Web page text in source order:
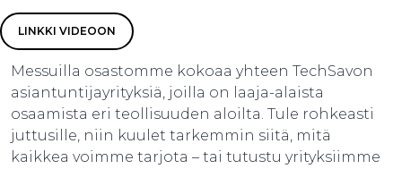
LINKKI VIDEOON
Messuilla osastomme kokoaa yhteen TechSavon
asiantuntijayrityksiä, joilla on laaja-alaista
osaamista eri teollisuuden aloilta. Tule rohkeasti
juttusille, niin kuulet tarkemmin siitä, mitä
kaikkea voimme tarjota – tai tutustu yrityksiimme